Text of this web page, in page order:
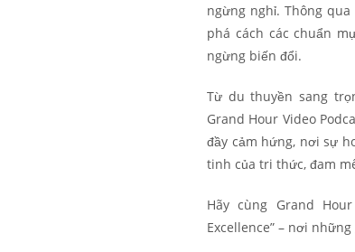
ngừng nghỉ. Thông
phá cách các chuẩn
ngừng biến đổi.
Từ du thuyền sang
Grand Hour Video
đầy cảm hứng, nơi sự
tinh của tri thức, đam
Hãy cùng Grand
Excellence” – nơi